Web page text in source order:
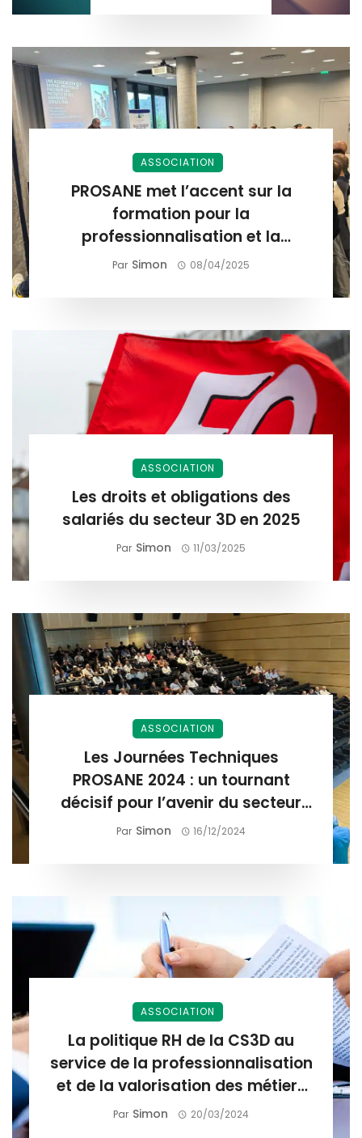
ASSOCIATION
PROSANE met l’accent sur la
formation pour la
professionnalisation et la
valorisation des compétences.
Par Simon 08/04/2025
ASSOCIATION
Les droits et obligations des
salariés du secteur 3D en 2025
Par Simon 11/03/2025
ASSOCIATION
Les Journées Techniques
PROSANE 2024 : un tournant
décisif pour l’avenir du secteur
3D
Par Simon 16/12/2024
ASSOCIATION
La politique RH de la CS3D au
service de la professionnalisation
et de la valorisation des métiers
de la gestion du risque nuisible
Par Simon 20/03/2024